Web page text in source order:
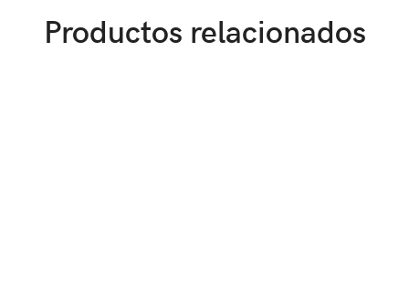
Productos relacionados